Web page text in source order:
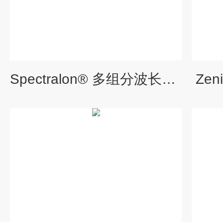
Spectralon® 多组分波长校准漫反射标准板